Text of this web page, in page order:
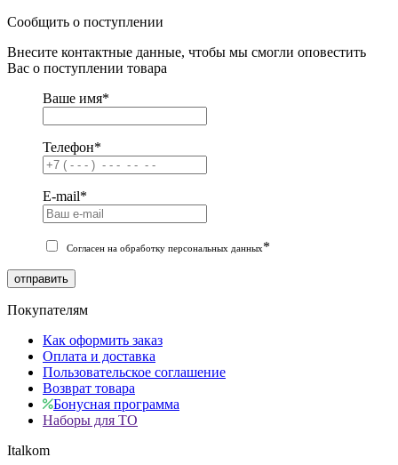
Сообщить о поступлении
Внесите контактные данные, чтобы мы смогли оповестить
Вас о поступлении товара
Ваше имя*
Телефон*
E-mail*
Согласен на обработку персональных данных*
отправить
Покупателям
Как оформить заказ
Оплата и доставка
Пользовательское соглашение
Возврат товара
Бонусная программа
Наборы для ТО
Italkom